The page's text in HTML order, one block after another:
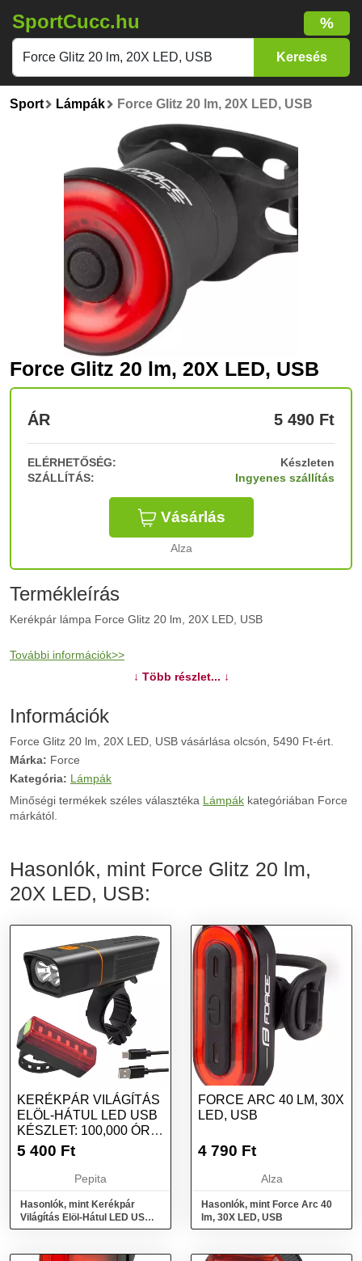
SportCucc.hu %
Sport Lámpák Force Glitz 20 lm, 20X LED, USB
Force Glitz 20 lm, 20X LED, USB
ÁR 5 490 Ft
ELÉRHETŐSÉG:
Készleten
SZÁLLÍTÁS:
Ingyenes szállítás
Vásárlás
Alza
Termékleírás
Kerékpár lámpa Force Glitz 20 lm, 20X LED, USB
További információk>>
↓ Több részlet... ↓
Információk
Force Glitz 20 lm, 20X LED, USB vásárlása olcsón, 5490 Ft-ért.
Márka: Force
Kategória: Lámpák
Minőségi termékek széles választéka Lámpák kategóriában Force
márkától.
Hasonlók, mint Force Glitz 20 lm,
20X LED, USB:
KERÉKPÁR VILÁGÍTÁS
ELÖL-HÁTUL LED USB
KÉSZLET: 100,000 ÓRA
LED ÉL...
5 400 Ft
Pepita
Hasonlók, mint Kerékpár
Világítás Elöl-Hátul LED USB
Készlet: 100,000 Óra LED Él...
FORCE ARC 40 LM, 30X
LED, USB
4 790 Ft
Alza
Hasonlók, mint Force Arc 40
lm, 30X LED, USB